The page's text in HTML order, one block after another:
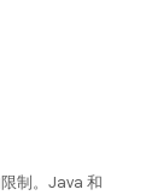
制。Java 和